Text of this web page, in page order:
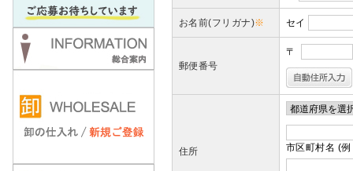
お名前(フリガナ)※ セイ
郵便番号
〒
住所 市区町村名 (